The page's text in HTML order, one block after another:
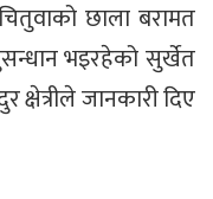
छाला बरामत
भइरहेको सुर्खेत
क्षेत्रीले जानकारी दिए